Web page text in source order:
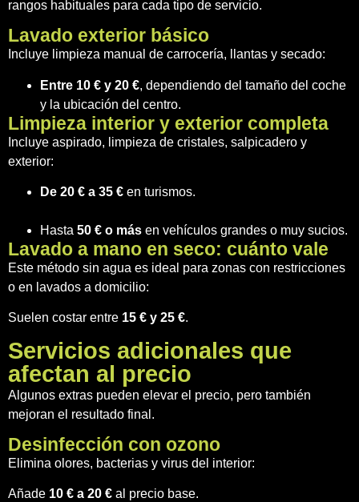
rangos habituales para cada tipo de servicio.
Lavado exterior básico
Incluye limpieza manual de carrocería, llantas y secado:
Entre 10 € y 20 €, dependiendo del tamaño del coche
y la ubicación del centro.
Limpieza interior y exterior completa
Incluye aspirado, limpieza de cristales, salpicadero y
exterior:
De 20 € a 35 € en turismos.
Hasta 50 € o más en vehículos grandes o muy sucios.
Lavado a mano en seco: cuánto vale
Este método sin agua es ideal para zonas con restricciones
o en lavados a domicilio:
Suelen costar entre 15 € y 25 €.
Servicios adicionales que
afectan al precio
Algunos extras pueden elevar el precio, pero también
mejoran el resultado final.
Desinfección con ozono
Elimina olores, bacterias y virus del interior:
Añade 10 € a 20 € al precio base.